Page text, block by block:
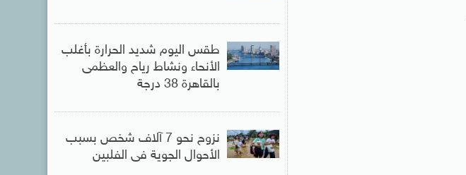
طقس اليوم شديد الحرارة بأغلب
الأنحاء ونشاط رياح والعظمى
بالقاهرة 38 درجة
نزوح نحو 7 آلاف شخص بسبب
الأحوال الجوية فى الفلبين